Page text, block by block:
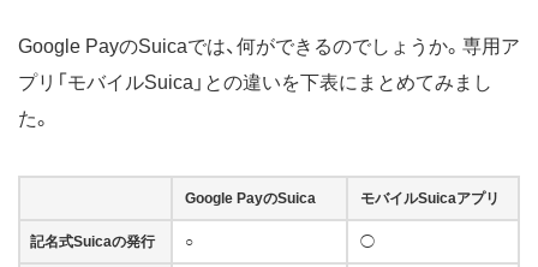
Google PayのSuicaでは、何ができるのでしょうか。専用ア
プリ「モバイルSuica」との違いを下表にまとめてみまし
た。
Google PayのSuica モバイルSuicaアプリ
記名式Suicaの発行 ○ ◯